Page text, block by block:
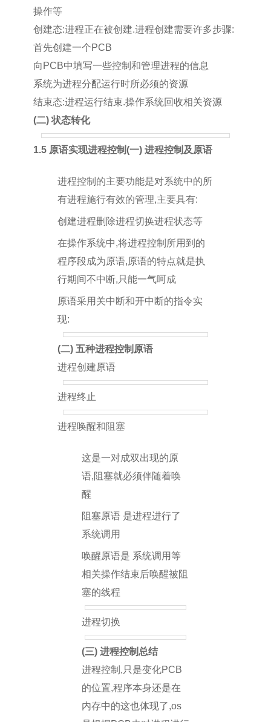
操作等
创建态:进程正在被创建.进程创建需要许多步骤:
首先创建一个PCB
向PCB中填写一些控制和管理进程的信息
系统为进程分配运行时所必须的资源
结束态:进程运行结束.操作系统回收相关资源
(二) 状态转化
1.5 原语实现进程控制(一) 进程控制及原语
进程控制的主要功能是对系统中的所
有进程施行有效的管理,主要具有:
创建进程删除进程切换进程状态等
在操作系统中,将进程控制所用到的
程序段成为原语,原语的特点就是执
行期间不中断,只能一气呵成
原语采用关中断和开中断的指令实
现:
(二) 五种进程控制原语
进程创建原语
进程终止
进程唤醒和阻塞
这是一对成双出现的原
语,阻塞就必须伴随着唤
醒
阻塞原语 是进程进行了
系统调用
唤醒原语是 系统调用等
相关操作结束后唤醒被阻
塞的线程
进程切换
(三) 进程控制总结
进程控制,只是变化PCB
的位置,程序本身还是在
内存中的这也体现了,os